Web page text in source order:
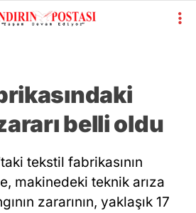
belli oldu
tekstil fabrikasının
makinedeki teknik arıza
zararının, yaklaşık 17